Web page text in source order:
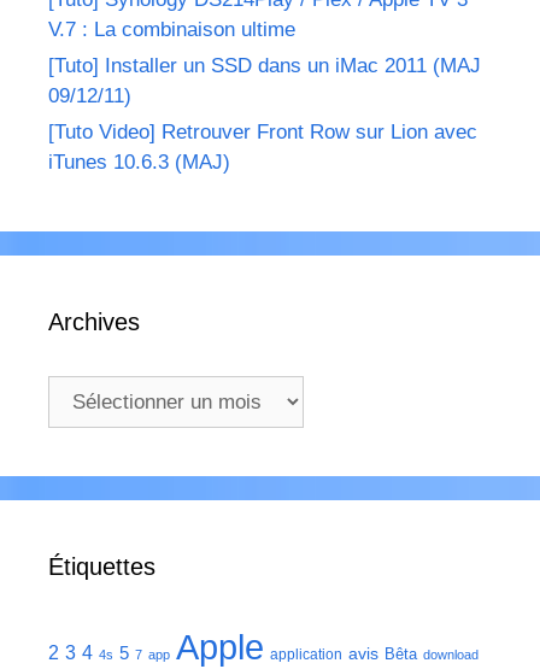
V.7 : La combinaison ultime
[Tuto] Installer un SSD dans un iMac 2011 (MAJ
09/12/11)
[Tuto Video] Retrouver Front Row sur Lion avec
iTunes 10.6.3 (MAJ)
Archives
Archives
Étiquettes
2 3 4 4s 5 7 app Apple application avis Bêta download